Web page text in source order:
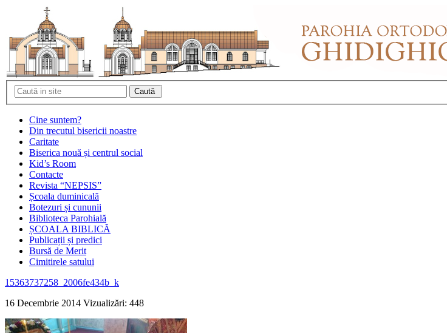
Cine suntem?
Din trecutul bisericii noastre
Caritate
Biserica nouă și centrul social
Kid’s Room
Contacte
Revista “NEPSIS”
Școala duminicală
Botezuri și cununii
Biblioteca Parohială
ȘCOALA BIBLICĂ
Publicații și predici
Bursă de Merit
Cimitirele satului
15363737258_2006fe434b_k
16 Decembrie 2014 Vizualizări: 448